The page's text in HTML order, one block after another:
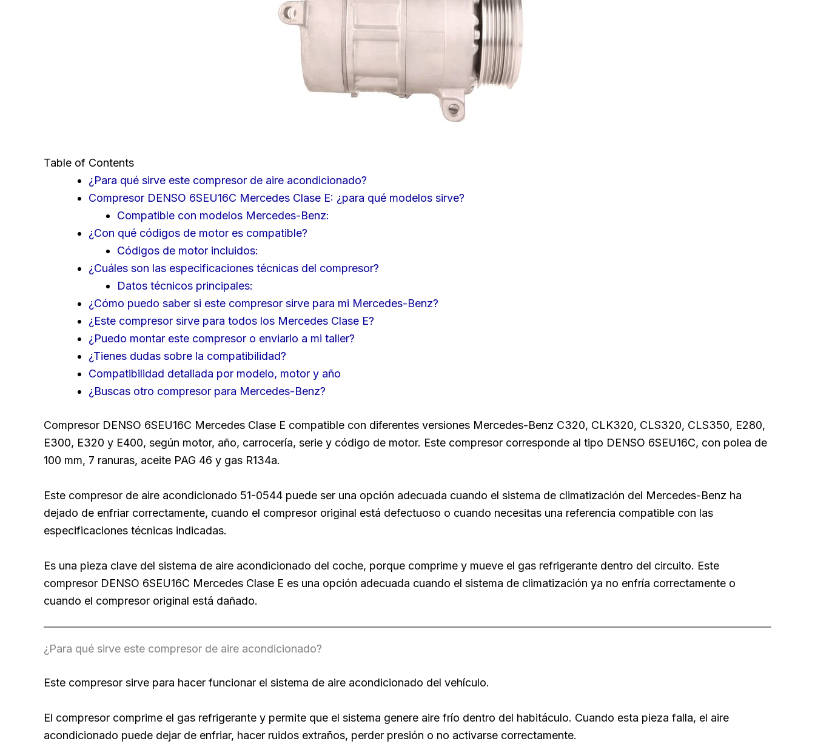
Table of Contents
¿Para qué sirve este compresor de aire acondicionado?
Compresor DENSO 6SEU16C Mercedes Clase E: ¿para qué modelos sirve?
Compatible con modelos Mercedes-Benz:
¿Con qué códigos de motor es compatible?
Códigos de motor incluidos:
¿Cuáles son las especificaciones técnicas del compresor?
Datos técnicos principales:
¿Cómo puedo saber si este compresor sirve para mi Mercedes-Benz?
¿Este compresor sirve para todos los Mercedes Clase E?
¿Puedo montar este compresor o enviarlo a mi taller?
¿Tienes dudas sobre la compatibilidad?
Compatibilidad detallada por modelo, motor y año
¿Buscas otro compresor para Mercedes-Benz?
Compresor DENSO 6SEU16C Mercedes Clase E compatible con diferentes versiones Mercedes-Benz C320, CLK320, CLS320, CLS350, E280,
E300, E320 y E400, según motor, año, carrocería, serie y código de motor. Este compresor corresponde al tipo DENSO 6SEU16C, con polea de
100 mm, 7 ranuras, aceite PAG 46 y gas R134a.
Este compresor de aire acondicionado 51-0544 puede ser una opción adecuada cuando el sistema de climatización del Mercedes-Benz ha
dejado de enfriar correctamente, cuando el compresor original está defectuoso o cuando necesitas una referencia compatible con las
especificaciones técnicas indicadas.
Es una pieza clave del sistema de aire acondicionado del coche, porque comprime y mueve el gas refrigerante dentro del circuito. Este
compresor DENSO 6SEU16C Mercedes Clase E es una opción adecuada cuando el sistema de climatización ya no enfría correctamente o
cuando el compresor original está dañado.
¿Para qué sirve este compresor de aire acondicionado?
Este compresor sirve para hacer funcionar el sistema de aire acondicionado del vehículo.
El compresor comprime el gas refrigerante y permite que el sistema genere aire frío dentro del habitáculo. Cuando esta pieza falla, el aire
acondicionado puede dejar de enfriar, hacer ruidos extraños, perder presión o no activarse correctamente.